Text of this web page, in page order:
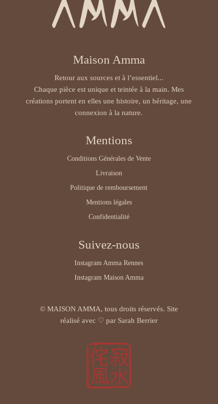
Maison Amma
Retour aux sources et à l’essentiel...
Chaque pièce est unique et teintée à la main. Mes
créations portent en elles une histoire, un héritage, une
connexion à la nature.
Mentions
Conditions Générales de Vente
Livraison
Politique de remboursement
Mentions légales
Confidentialité
Suivez-nous
Instagram Amma Rennes
Instagram Maison Amma
© MAISON AMMA, tous droits réservés. Site
réalisé avec ♡ par Sarah Berrier